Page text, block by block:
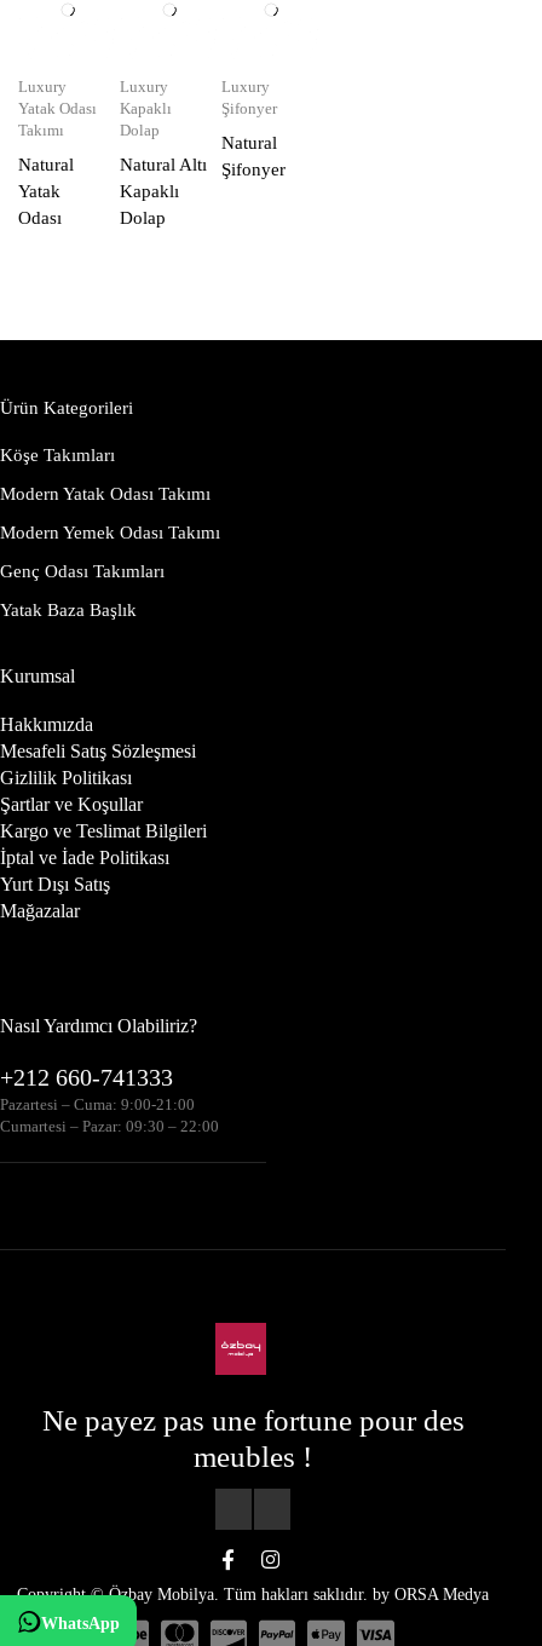
Luxury
Yatak Odası
Takımı
Natural
Yatak
Odası
Luxury
Kapaklı
Dolap
Natural Altı
Kapaklı
Dolap
Luxury
Şifonyer
Natural
Şifonyer
Ürün Kategorileri
Köşe Takımları
Modern Yatak Odası Takımı
Modern Yemek Odası Takımı
Genç Odası Takımları
Yatak Baza Başlık
Kurumsal
Hakkımızda
Mesafeli Satış Sözleşmesi
Gizlilik Politikası
Şartlar ve Koşullar
Kargo ve Teslimat Bilgileri
İptal ve İade Politikası
Yurt Dışı Satış
Mağazalar
Nasıl Yardımcı Olabiliriz?
+212 660-741333
Pazartesi – Cuma: 9:00-21:00
Cumartesi – Pazar: 09:30 – 22:00
Ne payez pas une fortune pour des
meubles !
Copyright © Özbay Mobilya. Tüm hakları saklıdır. by ORSA Medya
WhatsApp